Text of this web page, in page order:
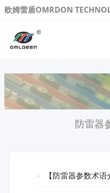
欧姆雷盾OMRDON
防雷器
【防雷器参数术语介绍